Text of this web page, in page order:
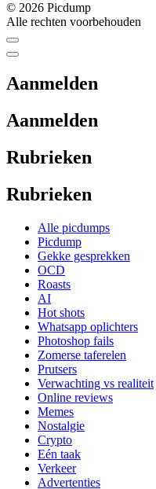
© 2026 Picdump
Alle rechten voorbehouden
Aanmelden
Aanmelden
Rubrieken
Rubrieken
Alle picdumps
Picdump
Gekke gesprekken
OCD
Roasts
AI
Hot shots
Whatsapp oplichters
Photoshop fails
Zomerse taferelen
Prutsers
Verwachting vs realiteit
Online reviews
Memes
Nostalgie
Crypto
Eén taak
Verkeer
Advertenties